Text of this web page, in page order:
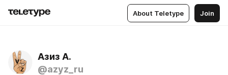
About Teletype Join
Азиз А.
@azyz_ru